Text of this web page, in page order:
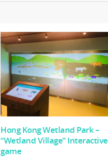
Hong Kong Wetland Park –
“Wetland Village” Interactive
game